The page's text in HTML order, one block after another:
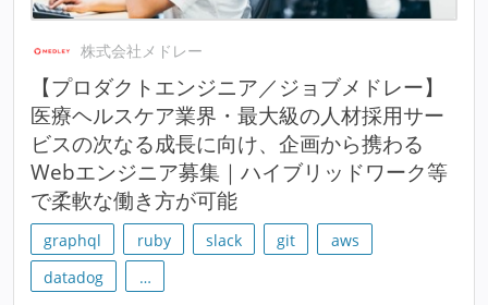
株式会社メドレー
【プロダクトエンジニア／ジョブメドレー】
医療ヘルスケア業界・最大級の人材採用サー
ビスの次なる成長に向け、企画から携わる
Webエンジニア募集｜ハイブリッドワーク等
で柔軟な働き方が可能
graphql ruby slack git
aws
datadog
…